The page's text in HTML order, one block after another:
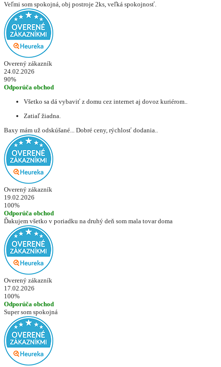
Veľmi som spokojná, obj postroje 2ks, veľká spokojnosť.
Overený zákazník
24.02.2026
90%
Odporúča obchod
Všetko sa dá vybaviť z domu cez internet aj dovoz kuriérom..
Zatiaľ žiadna.
Baxy mám už odskúšané... Dobré ceny, rýchlosť dodania..
Overený zákazník
19.02.2026
100%
Odporúča obchod
Ďakujem všetko v poriadku na druhý deň som mala tovar doma
Overený zákazník
17.02.2026
100%
Odporúča obchod
Super som spokojná